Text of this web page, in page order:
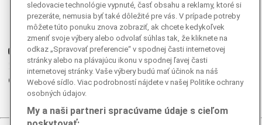
Facebook
Instagram
Ganjing
Youtube
Twitter
Telegram
RSS
sledovacie technológie vypnuté, časť obsahu a reklamy, ktoré si
prezeráte, nemusia byť také dôležité pre vás. V prípade potreby
môžete túto ponuku znova zobraziť, ak chcete kedykoľvek
zmeniť svoje výbery alebo odvolať súhlas tak, že kliknete na
odkaz „Spravovať preferencie“ v spodnej časti internetovej
stránky alebo na plávajúcu ikonu v spodnej ľavej časti
internetovej stránky. Vaše výbery budú mať účinok na náš
Webové sídlo. Viac podrobností nájdete v našej Politike ochrany
osobných údajov.
My a naši partneri spracúvame údaje s cieľom